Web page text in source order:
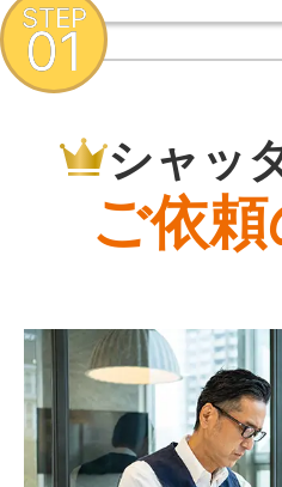
シャッ
ご依
STEP
01